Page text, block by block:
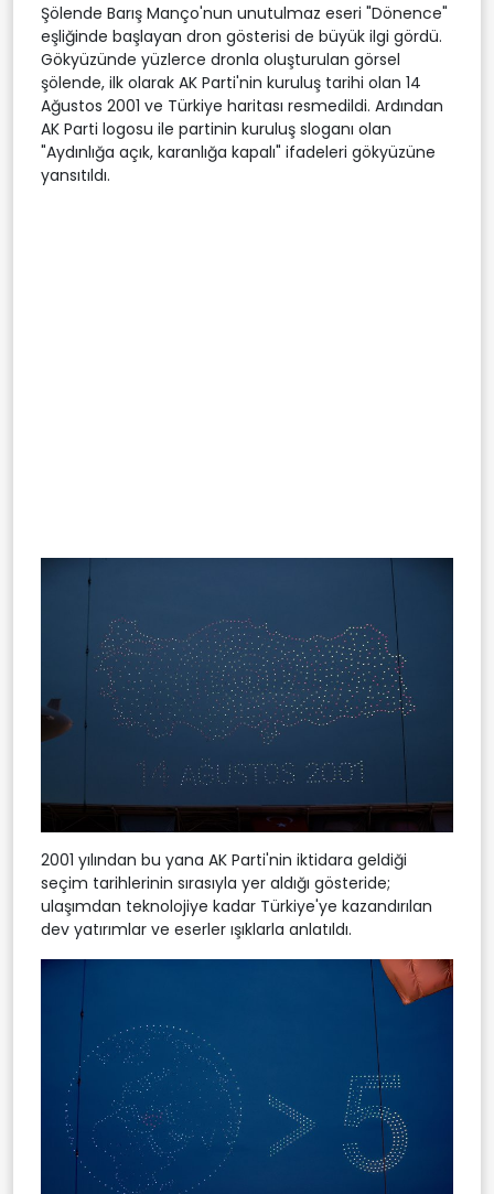
Şölende Barış Manço'nun unutulmaz eseri "Dönence"
eşliğinde başlayan dron gösterisi de büyük ilgi gördü.
Gökyüzünde yüzlerce dronla oluşturulan görsel
şölende, ilk olarak AK Parti'nin kuruluş tarihi olan 14
Ağustos 2001 ve Türkiye haritası resmedildi. Ardından
AK Parti logosu ile partinin kuruluş sloganı olan
"Aydınlığa açık, karanlığa kapalı" ifadeleri gökyüzüne
yansıtıldı.
2001 yılından bu yana AK Parti'nin iktidara geldiği
seçim tarihlerinin sırasıyla yer aldığı gösteride;
ulaşımdan teknolojiye kadar Türkiye'ye kazandırılan
dev yatırımlar ve eserler ışıklarla anlatıldı.